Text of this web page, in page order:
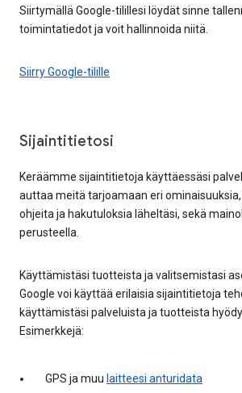
Siirtymällä Google-tilillesi löydät sinne
toimintatiedot ja voit hallinnoida niitä.
Siirry Google-tilille
Sijaintitietosi
Keräämme sijaintitietoja käyttäessäsi
auttaa meitä tarjoamaan eri
ohjeita ja hakutuloksia läheltäsi, sekä
perusteella.
Käyttämistäsi tuotteista ja valitsemistasi
Google voi käyttää erilaisia sijaintitietoja
käyttämistäsi palveluista ja tuotteista
Esimerkkejä:
GPS ja muu laitteesi anturidata